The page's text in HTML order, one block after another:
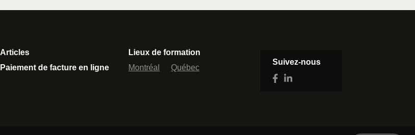
Articles
Paiement de facture en ligne
Lieux de formation
Montréal
Québec
Suivez-nous